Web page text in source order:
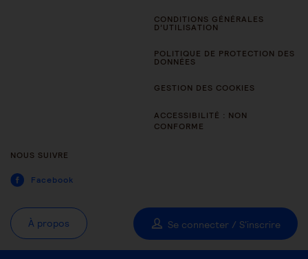
CONDITIONS GÉNÉRALES
D’UTILISATION
POLITIQUE DE PROTECTION DES
DONNÉES
GESTION DES COOKIES
ACCESSIBILITÉ : NON
CONFORME
NOUS SUIVRE
Facebook
À propos Se connecter / S'inscrire